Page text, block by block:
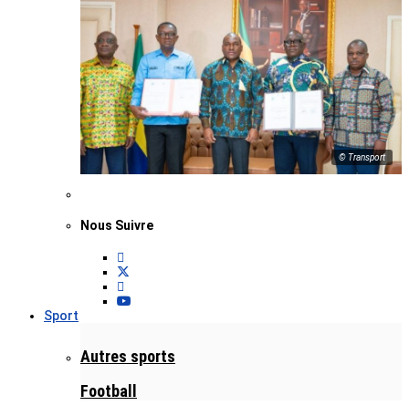
© Transport
Nous Suivre
Sport
Autres sports
Football